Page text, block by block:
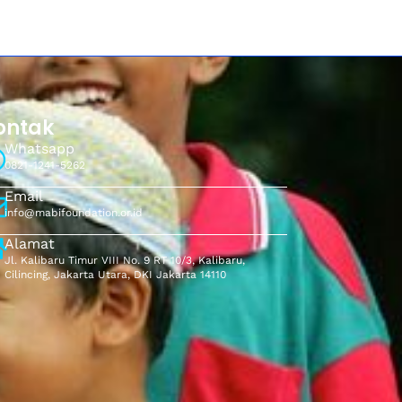
Whatsapp
0821-1241-5262
Email
info@mabifoundation.or.id
Alamat
Jl. Kalibaru Timur VIII No. 9 RT 10/3, Kalibaru,
Cilincing, Jakarta Utara, DKI Jakarta 14110